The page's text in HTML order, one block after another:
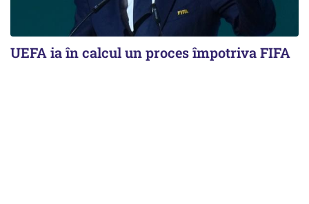
UEFA ia în calcul un proces împotriva FIFA